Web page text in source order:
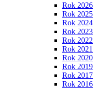
Rok 2026
Rok 2025
Rok 2024
Rok 2023
Rok 2022
Rok 2021
Rok 2020
Rok 2019
Rok 2017
Rok 2016